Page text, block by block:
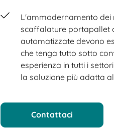
L'ammodernamento dei
scaffalature portapallet
automatizzate devono
che tenga tutto sotto
esperienza in tutti i
la soluzione più adatta
Contattaci